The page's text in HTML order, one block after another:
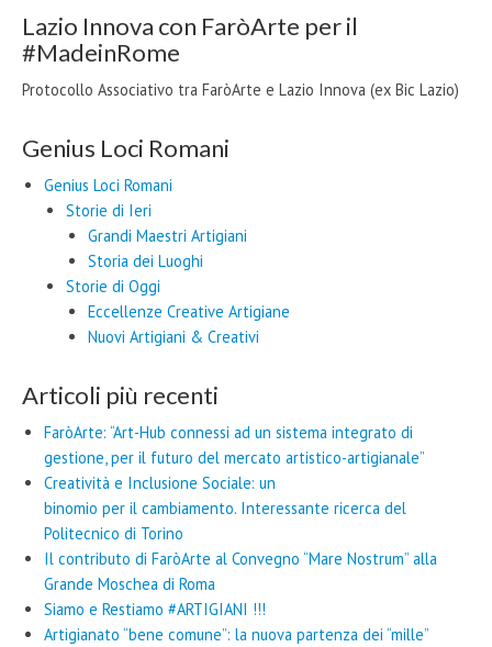
Lazio Innova con FaròArte per il
#MadeinRome
Protocollo Associativo tra FaròArte e Lazio Innova (ex Bic Lazio)
Genius Loci Romani
Genius Loci Romani
Storie di Ieri
Grandi Maestri Artigiani
Storia dei Luoghi
Storie di Oggi
Eccellenze Creative Artigiane
Nuovi Artigiani & Creativi
Articoli più recenti
FaròArte: “Art-Hub connessi ad un sistema integrato di
gestione, per il futuro del mercato artistico-artigianale”
Creatività e Inclusione Sociale: un
binomio per il cambiamento. Interessante ricerca del
Politecnico di Torino
Il contributo di FaròArte al Convegno “Mare Nostrum” alla
Grande Moschea di Roma
Siamo e Restiamo #ARTIGIANI !!!
Artigianato “bene comune”: la nuova partenza dei “mille”